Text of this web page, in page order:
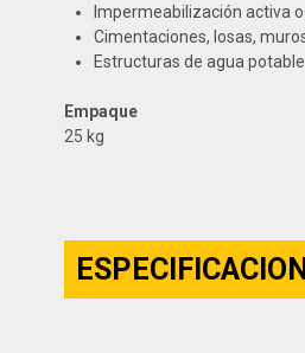
Impermeabilización activa
Cimentaciones, losas,
Estructuras de agua potable
Empaque
25 kg